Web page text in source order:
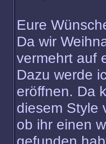
Eure
Da wir
vermehrt auf
Dazu werde
eröffnen. Da
diesem Style
ob ihr einen